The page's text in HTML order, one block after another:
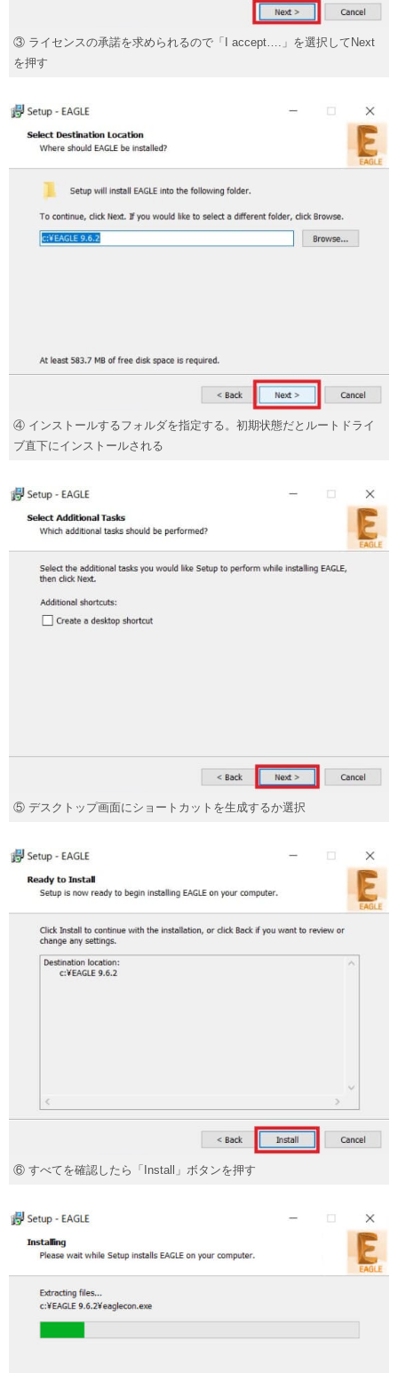
③ ライセンスの承諾を求められるので「I accept….」を選択してNext
を押す
④ インストールするフォルダを指定する。初期状態だとルートドライ
ブ直下にインストールされる
⑤ デスクトップ画面にショートカットを生成するか選択
⑥ すべてを確認したら「Install」ボタンを押す